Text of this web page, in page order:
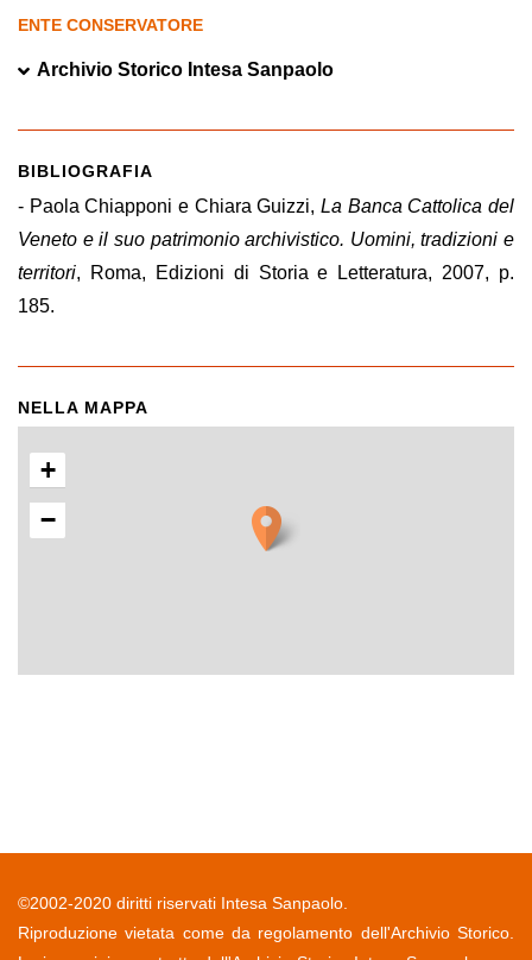
ENTE CONSERVATORE
Archivio Storico Intesa Sanpaolo
BIBLIOGRAFIA
- Paola Chiapponi e Chiara Guizzi, La Banca Cattolica del
Veneto e il suo patrimonio archivistico. Uomini, tradizioni e
territori, Roma, Edizioni di Storia e Letteratura, 2007, p.
185.
NELLA MAPPA
+
−
©2002-2020 diritti riservati Intesa Sanpaolo.
Riproduzione vietata come da regolamento dell'Archivio Storico.